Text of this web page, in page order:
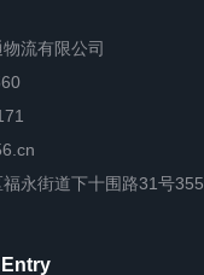
流有限公司
永街道下十围路31号355